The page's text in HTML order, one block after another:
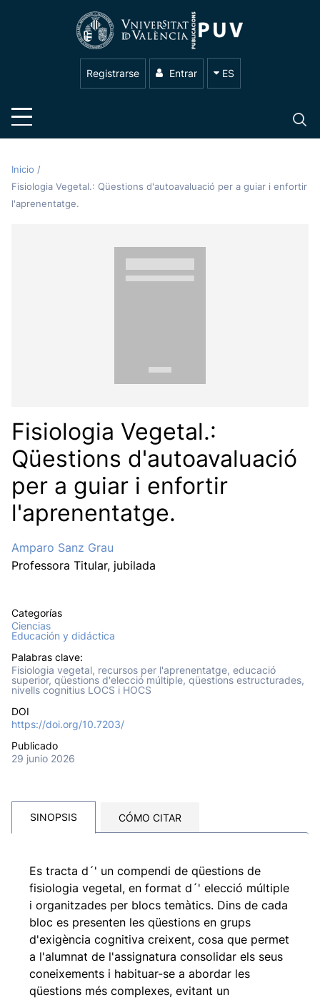
Registrarse Entrar ES
Inicio /
Fisiologia Vegetal.: Qüestions d'autoavaluació per a guiar i enfortir
l'aprenentatge.
Fisiologia Vegetal.:
Qüestions d'autoavaluació
per a guiar i enfortir
l'aprenentatge.
Amparo Sanz Grau
Professora Titular, jubilada
Categorías
Ciencias
Educación y didáctica
Palabras clave:
Fisiologia vegetal, recursos per l'aprenentatge, educació
superior, qüestions d'elecció múltiple, qüestions estructurades,
nivells cognitius LOCS i HOCS
DOI
https://doi.org/10.7203/
Publicado
29 junio 2026
SINOPSIS CÓMO CITAR
Es tracta d´' un compendi de qüestions de
fisiologia vegetal, en format d´' elecció múltiple
i organitzades per blocs temàtics. Dins de cada
bloc es presenten les qüestions en grups
d'exigència cognitiva creixent, cosa que permet
a l'alumnat de l'assignatura consolidar els seus
coneixements i habituar-se a abordar les
qüestions més complexes, evitant un